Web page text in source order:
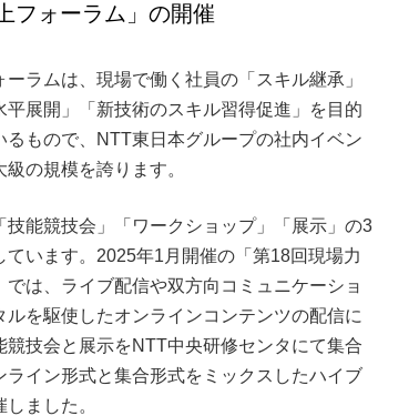
フォーラム」の開催
ラムは、現場で働く社員の「スキル継承」
平展開」「新技術のスキル習得促進」を目的
るもので、NTT東日本グループの社内イベン
級の規模を誇ります。
技能競技会」「ワークショップ」「展示」の3
ています。2025年1月開催の「第18回現場力
では、ライブ配信や双方向コミュニケーショ
ルを駆使したオンラインコンテンツの配信に
競技会と展示をNTT中央研修センタにて集合
ライン形式と集合形式をミックスしたハイブ
ました。